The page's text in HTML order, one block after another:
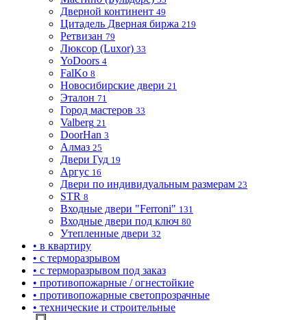
Дверной континент 49
Цитадель Дверная биржа 219
Ретвизан 79
Люксор (Luxor) 33
YoDoors 4
FalKo 8
Новосибирские двери 21
Эталон 71
Город мастеров 33
Valberg 21
DoorHan 3
Алмаз 25
Двери Гуд 19
Аргус 16
Двери по индивидуальным размерам 23
STR 8
Входные двери "Ferroni" 131
Входные двери под ключ 80
Утепленные двери 32
• в квартиру
• с терморазрывом
• с терморазрывом под заказ
• противопожарные / огнестойкие
• противопожарные светопрозрачные
• технические и строительные